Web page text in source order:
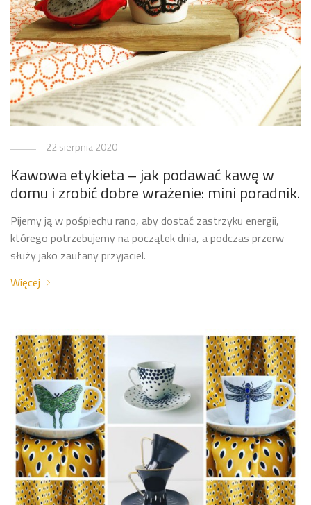
22 sierpnia 2020
Kawowa etykieta – jak podawać kawę w
domu i zrobić dobre wrażenie: mini poradnik.
Pijemy ją w pośpiechu rano, aby dostać zastrzyku energii,
którego potrzebujemy na początek dnia, a podczas przerw
służy jako zaufany przyjaciel.
Więcej